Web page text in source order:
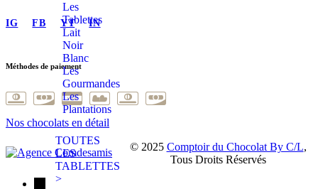
Les
Tablettes
Lait
Noir
Blanc
Les
Gourmandes
Les
Plantations
TOUTES
LES
TABLETTES
>
IG FB YT IN
Méthodes de paiement
Nos chocolats en détail
© 2025 Comptoir du Chocolat By C/L,
Tous Droits Réservés